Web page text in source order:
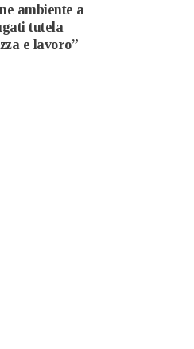
ambiente a
tutela
e lavoro”